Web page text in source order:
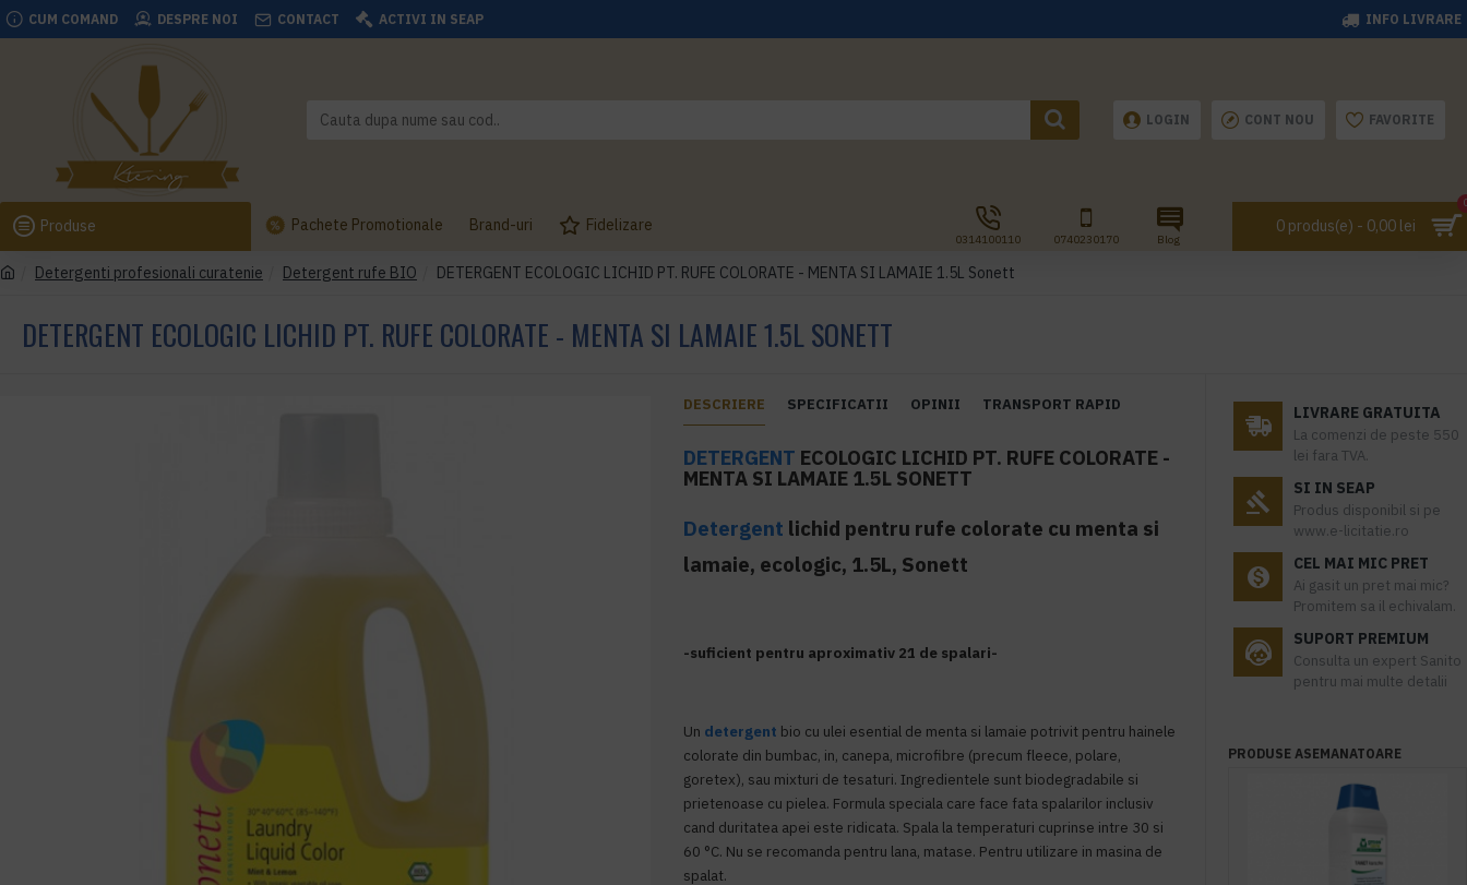
CUM COMAND DESPRE NOI CONTACT ACTIVI IN SEAP INFO LIVRARE
LOGIN CONT NOU FAVORITE
Produse Pachete Promotionale Brand-uri Fidelizare
0314100110 0740230170 Blog
0 produs(e) - 0,00 lei
Detergenti profesionali curatenie Detergent rufe BIO DETERGENT ECOLOGIC LICHID PT. RUFE COLORATE - MENTA SI LAMAIE 1.5L Sonett
DETERGENT ECOLOGIC LICHID PT. RUFE COLORATE - MENTA SI LAMAIE 1.5L SONETT
DESCRIERE SPECIFICATII OPINII TRANSPORT RAPID
DETERGENT ECOLOGIC LICHID PT. RUFE COLORATE -
MENTA SI LAMAIE 1.5L SONETT
Detergent lichid pentru rufe colorate cu menta si
lamaie, ecologic, 1.5L, Sonett
-suficient pentru aproximativ 21 de spalari-
Un detergent bio cu ulei esential de menta si lamaie potrivit pentru hainele
colorate din bumbac, in, canepa, microfibre (precum fleece, polare,
goretex), sau mixturi de tesaturi. Ingredientele sunt biodegradabile si
prietenoase cu pielea. Formula speciala care face fata spalarilor inclusiv
cand duritatea apei este ridicata. Spala la temperaturi cuprinse intre 30 si
60 °C. Nu se recomanda pentru lana, matase. Pentru utilizare in masina de
spalat.
LIVRARE GRATUITA
La comenzi de peste 550
lei fara TVA.
SI IN SEAP
Produs disponibil si pe
www.e-licitatie.ro
CEL MAI MIC PRET
Ai gasit un pret mai mic?
Promitem sa il echivalam.
SUPORT PREMIUM
Consulta un expert Sanito
pentru mai multe detalii
PRODUSE ASEMANATOARE